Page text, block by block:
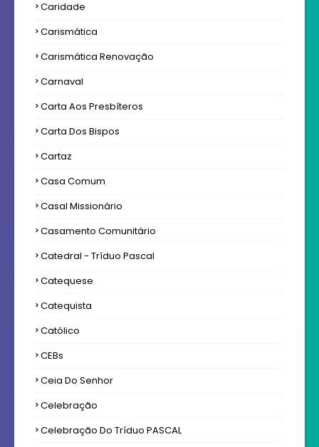
Caridade
Carismática
Carismática Renovação
Carnaval
Carta Aos Presbíteros
Carta Dos Bispos
Cartaz
Casa Comum
Casal Missionário
Casamento Comunitário
Catedral - Tríduo Pascal
Catequese
Catequista
Católico
CEBs
Ceia Do Senhor
Celebração
Celebração Do Tríduo PASCAL